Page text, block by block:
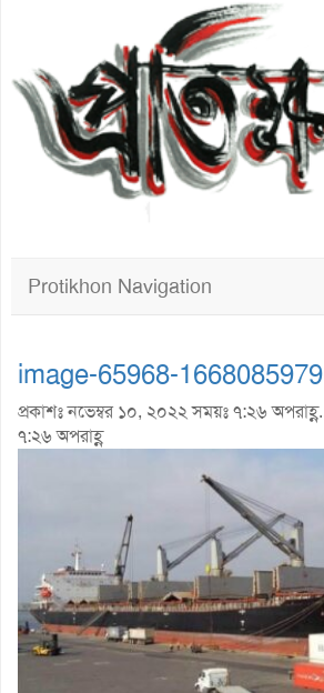
Protikhon Navigation
image-65968-1668085979
প্রকাশঃ নভেম্বর ১০, ২০২২ সময়ঃ ৭:২৬
৭:২৬ অপরাহ্ণ